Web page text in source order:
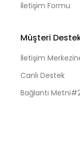
İletişim Formu
Müşteri
İletişim
Canlı Destek
Bağlantı